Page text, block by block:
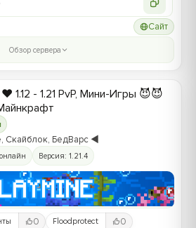
Сайт
Обзор сервера
1.12 - 1.21 PvP, Мини-Игры 😈😈
Скайблок, БедВарс ◀️
Версия: 1.21.4
0 Floodprotect 0